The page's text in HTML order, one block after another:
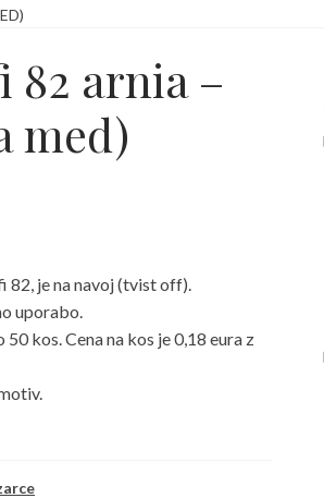
82 arnia –
med)
82, je na navoj (tvist off).
uporabo.
kos. Cena na kos je 0,18 eura z